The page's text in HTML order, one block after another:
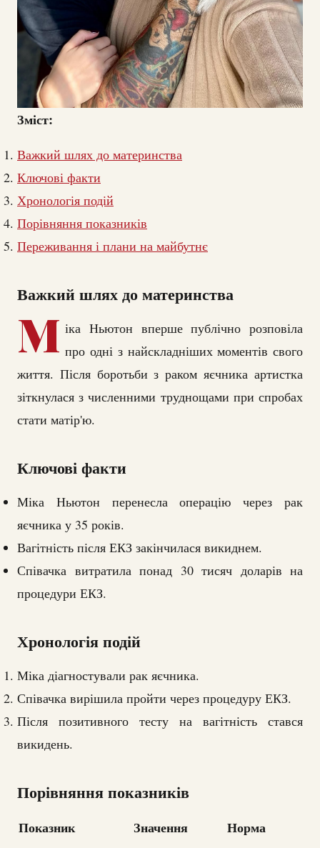
Зміст:
Важкий шлях до материнства
Ключові факти
Хронологія подій
Порівняння показників
Переживання і плани на майбутнє
Важкий шлях до материнства
М іка Ньютон вперше публічно розповіла
про одні з найскладніших моментів свого
життя. Після боротьби з раком яєчника артистка
зіткнулася з численними труднощами при спробах
стати матір'ю.
Ключові факти
Міка Ньютон перенесла операцію через рак
яєчника у 35 років.
Вагітність після ЕКЗ закінчилася викиднем.
Співачка витратила понад 30 тисяч доларів на
процедури ЕКЗ.
Хронологія подій
Міка діагностували рак яєчника.
Співачка вирішила пройти через процедуру ЕКЗ.
Після позитивного тесту на вагітність стався
викидень.
Порівняння показників
Показник Значення Норма